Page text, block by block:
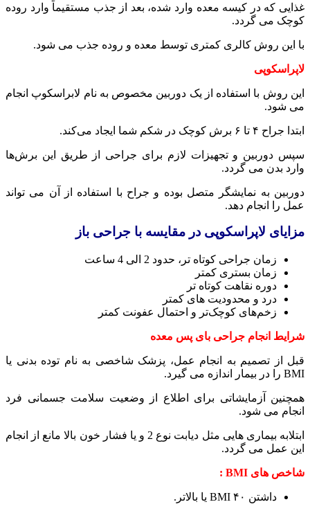
غذایی که در کیسه معده وارد شده، بعد از جذب مستقیماً وارد روده
کوچک می گردد.
با این روش کالری کمتری توسط معده و روده جذب می شود.
لاپراسکوپی
این روش با استفاده از یک دوربین مخصوص به نام لابراسکوپ انجام
می شود.
ابتدا جراح ۴ تا ۶ برش کوچک در شکم شما ایجاد می‌کند.
سپس دوربین و تجهیزات لازم برای جراحی از طریق این برش‌ها
وارد بدن می گردد.
دوربین به نمایشگر متصل بوده و جراح با استفاده از آن می تواند
عمل را انجام دهد.
مزایای لاپراسکوپی در مقایسه با جراحی باز
زمان جراحی کوتاه تر، حدود 2 الی 4 ساعت
زمان بستری کمتر
دوره نقاهت کوتاه تر
درد و محدودیت های کمتر
زخم‌های کوچک‌تر و احتمال عفونت کمتر
شرایط انجام جراحی بای پس معده
قبل از تصمیم به انجام عمل، پزشک شاخصی به نام توده بدنی یا
BMI را در بیمار اندازه می گیرد.
همچنین آزمایشاتی برای اطلاع از وضعیت سلامت جسمانی فرد
انجام می شود.
ابتلابه بیماری هایی مثل دیابت نوع 2 و یا فشار خون بالا مانع از انجام
این عمل می گردد.
شاخص های BMI
:
داشتن BMI ۴۰ یا بالاتر.